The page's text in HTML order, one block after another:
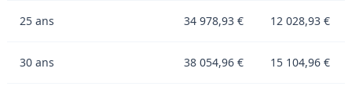
25 ans 34 978,93 € 12 028,93 €
30 ans 38 054,96 € 15 104,96 €